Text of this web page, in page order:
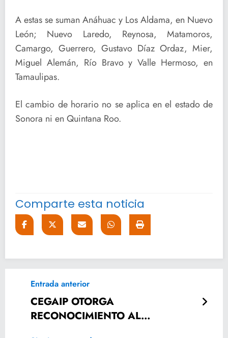
A estas se suman Anáhuac y Los Aldama, en Nuevo
León; Nuevo Laredo, Reynosa, Matamoros,
Camargo, Guerrero, Gustavo Díaz Ordaz, Mier,
Miguel Alemán, Río Bravo y Valle Hermoso, en
Tamaulipas.
El cambio de horario no se aplica en el estado de
Sonora ni en Quintana Roo.
Comparte esta noticia
Entrada anterior
CEGAIP OTORGA
RECONOCIMIENTO AL